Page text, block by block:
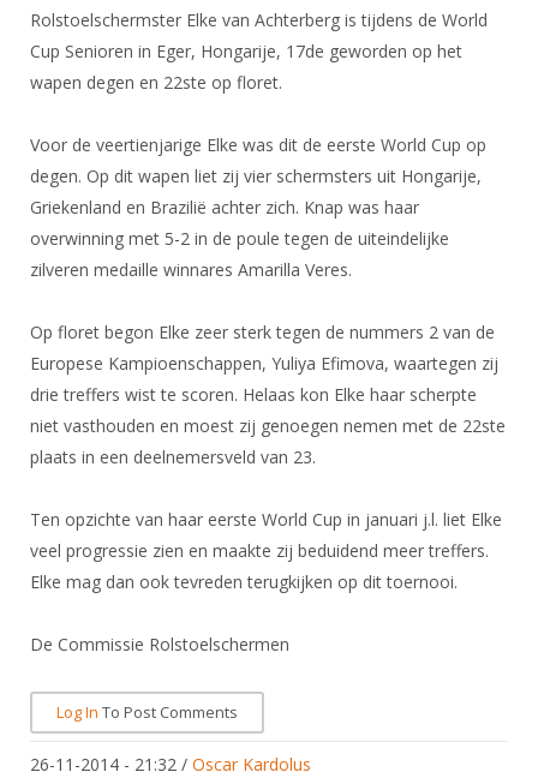
Rolstoelschermster Elke van Achterberg is tijdens de World
Cup Senioren in Eger, Hongarije, 17de geworden op het
wapen degen en 22ste op floret.
Voor de veertienjarige Elke was dit de eerste World Cup op
degen. Op dit wapen liet zij vier schermsters uit Hongarije,
Griekenland en Brazilië achter zich. Knap was haar
overwinning met 5-2 in de poule tegen de uiteindelijke
zilveren medaille winnares Amarilla Veres.
Op floret begon Elke zeer sterk tegen de nummers 2 van de
Europese Kampioenschappen, Yuliya Efimova, waartegen zij
drie treffers wist te scoren. Helaas kon Elke haar scherpte
niet vasthouden en moest zij genoegen nemen met de 22ste
plaats in een deelnemersveld van 23.
Ten opzichte van haar eerste World Cup in januari j.l. liet Elke
veel progressie zien en maakte zij beduidend meer treffers.
Elke mag dan ook tevreden terugkijken op dit toernooi.
De Commissie Rolstoelschermen
Log In To Post Comments
26-11-2014 - 21:32 / Oscar Kardolus